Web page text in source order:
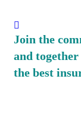
Join the
and
the best